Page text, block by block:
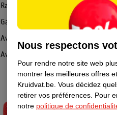
Rappel & Retour
Garantie
Avis de sécurité
Avis
Nous respectons
Pour rendre notre site web
montrer les meilleures offres
Kruidvat.be. Vous décidez
retirer vos préférences. Pour
notre politique de